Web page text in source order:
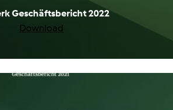
Geschäftsbericht 2022
Download